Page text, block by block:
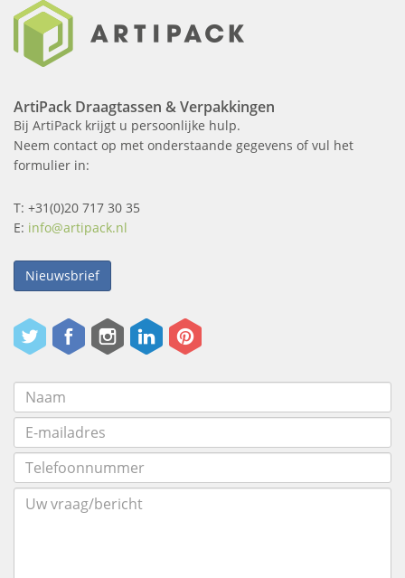
ArtiPack Draagtassen & Verpakkingen
Bij ArtiPack krijgt u persoonlijke hulp.
Neem contact op met onderstaande gegevens of vul het
formulier in:
T: +31(0)20 717 30 35
E: info@artipack.nl
Nieuwsbrief